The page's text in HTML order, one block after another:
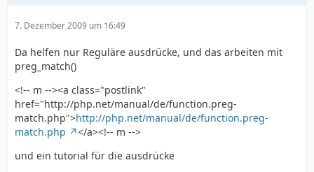
7. Dezember 2009 um 16:49
Da helfen nur Reguläre ausdrücke, und das arbeiten mit
preg_match()
<!-- m --><a class="postlink"
href="http://php.net/manual/de/function.preg-
match.php">http://php.net/manual/de/function.preg-
match.php
</a><!-- m -->
und ein tutorial für die ausdrücke